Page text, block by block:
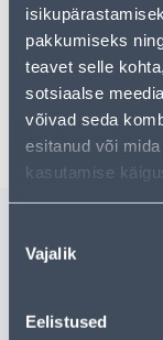
pakkumiseks
teavet selle
sotsiaalse
võivad seda
esitanud või
kasutamise
valik
Vajalik
Eelistused
• 14-päevane
• HANKIJA
Tarne pole